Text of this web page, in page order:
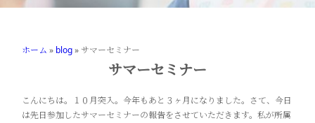
ホーム » blog» サマーセミナー
サマーセミナー
こんにちは。１０月突入。今年もあと３ヶ月になりました。さて、今日
は先日参加したサマーセミナーの報告をさせていただきます。私が所属